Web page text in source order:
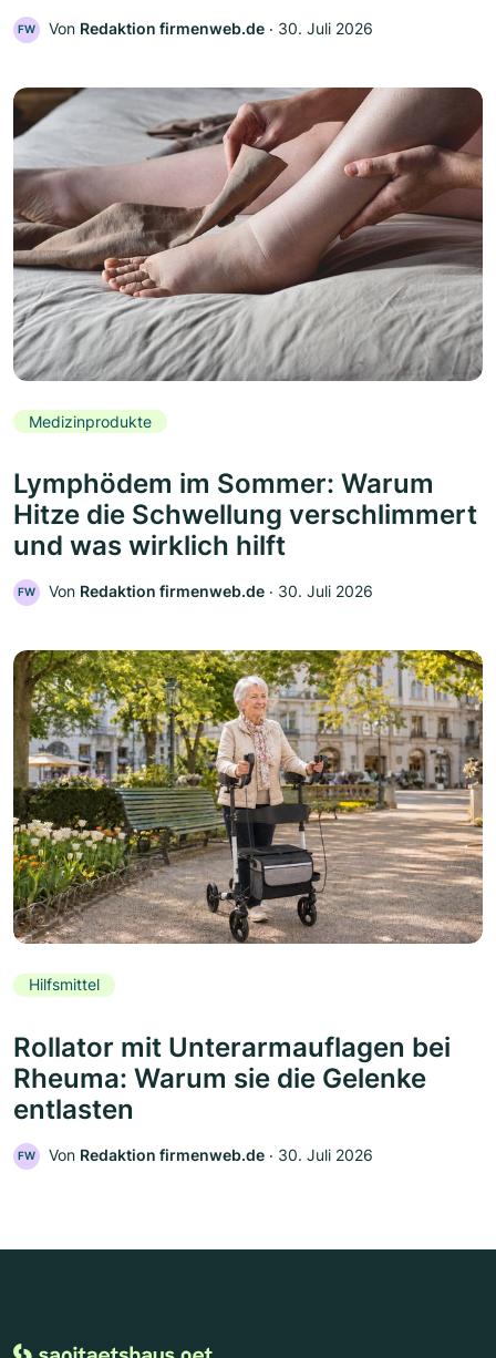
FW Von Redaktion firmenweb.de ‧ 30. Juli 2026
Medizinprodukte
Lymphödem im Sommer: Warum
Hitze die Schwellung verschlimmert
und was wirklich hilft
FW Von Redaktion firmenweb.de ‧ 30. Juli 2026
Hilfsmittel
Rollator mit Unterarmauflagen bei
Rheuma: Warum sie die Gelenke
entlasten
FW Von Redaktion firmenweb.de ‧ 30. Juli 2026